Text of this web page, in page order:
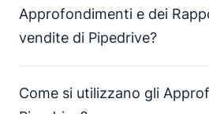
realizzato e ciò che resta invece da
Con i rapporti sulle vendite
Pipedrive, puoi rispondere a
relativa alle vendite, purché tu
l'opzione di filtro corrette.
Approfondimenti e dei
vendite di Pipedrive?
Come si utilizzano gli